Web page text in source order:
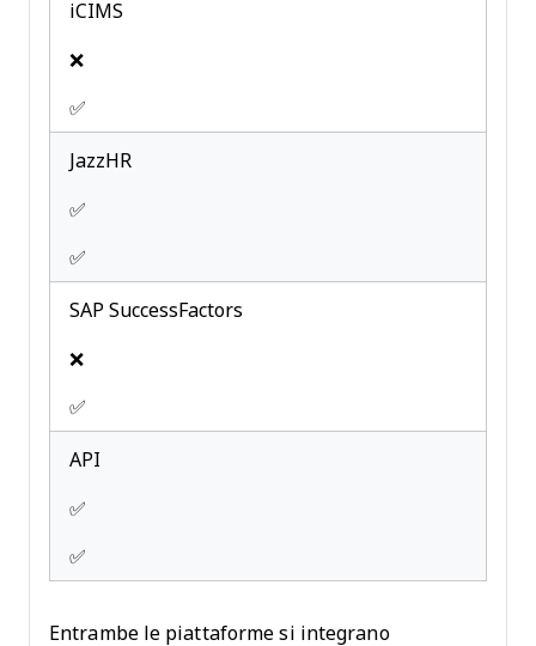
iCIMS
❌
✅
JazzHR
✅
✅
SAP SuccessFactors
❌
✅
API
✅
✅
Entrambe le piattaforme si integrano